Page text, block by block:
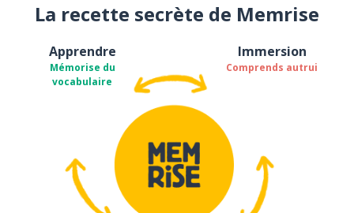
La recette secrète de Memrise
Apprendre
Mémorise du
vocabulaire
Immersion
Comprends autrui